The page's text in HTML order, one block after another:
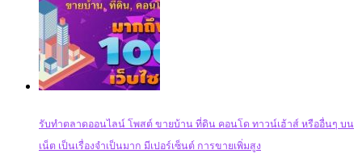
รับทำตลาดออนไลน์ โพสต์ ขายบ้าน ที่ดิน คอนโด ทาวน์เฮ้าส์ หรืออื่นๆ บน
เน็ต เป็นเรื่องจำเป็นมาก มีเปอร์เซ็นต์ การขายเพิ่มสูง